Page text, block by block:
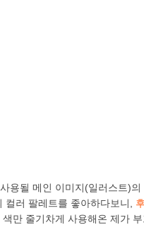
용될 메인 이미지(일러스트)
컬러 팔레트를 좋아하다보니,
만 줄기차게 사용해온 제가